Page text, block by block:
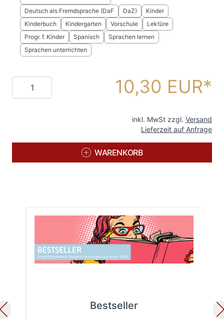
Deutsch als Fremdsprache (DaF
DaZ)
Kinder
Kinderbuch
Kindergarten Vorschule
Lektüre
Progr. f. Kinder
Spanisch
Sprachen lernen
Sprachen unterrichten
Menge 10,30 EUR
inkl. MwSt zzgl. Versand
Lieferzeit auf Anfrage
WARENKORB
Bestseller